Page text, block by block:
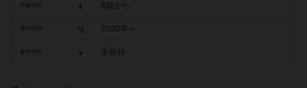
8歳から
2020年～
参考価格 未登録